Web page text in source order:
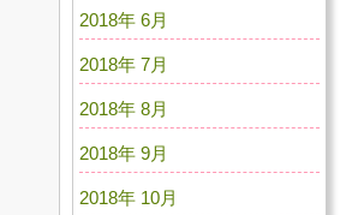
2018年 6月
2018年 7月
2018年 8月
2018年 9月
2018年 10月